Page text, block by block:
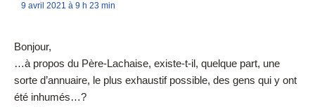
9 avril 2021 à 9 h 23 min
Bonjour,
…à propos du Père-Lachaise, existe-t-il, quelque part, une
sorte d’annuaire, le plus exhaustif possible, des gens qui y ont
été inhumés…?